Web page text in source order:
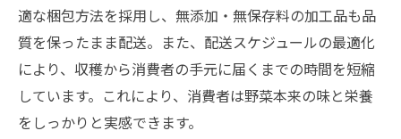
適な梱包方法を採用し、無添加・無保存料の加工品も品
質を保ったまま配送。また、配送スケジュールの最適化
により、収穫から消費者の手元に届くまでの時間を短縮
しています。これにより、消費者は野菜本来の味と栄養
をしっかりと実感できます。